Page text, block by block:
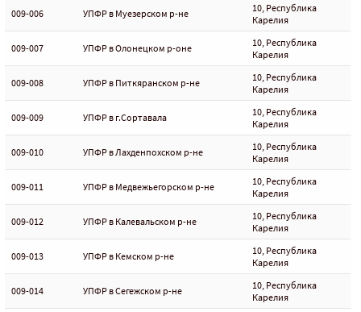
009-006 УПФР в Муезерском р-не
10, Республика
Карелия
009-007 УПФР в Олонецком р-оне
10, Республика
Карелия
009-008 УПФР в Питкяранском р-не
10, Республика
Карелия
009-009 УПФР в г.Сортавала
10, Республика
Карелия
009-010 УПФР в Лахденпохском р-не
10, Республика
Карелия
009-011 УПФР в Медвежьегорском р-не
10, Республика
Карелия
009-012 УПФР в Калевальском р-не
10, Республика
Карелия
009-013 УПФР в Кемском р-не
10, Республика
Карелия
009-014 УПФР в Сегежском р-не
10, Республика
Карелия